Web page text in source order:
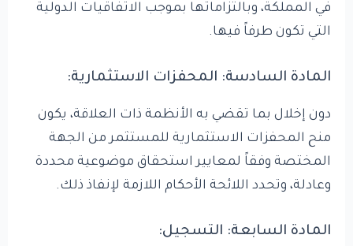
في المملكة، وبالتزاماتها بموجب الاتفاقيات الدولية
التي تكون طرفاً فيها.
المادة السادسة: المحفزات الاستثمارية:
دون إخلال بما تقضي به الأنظمة ذات العلاقة، يكون
منح المحفزات الاستثمارية للمستثمر من الجهة
المختصة وفقاً لمعايير استحقاق موضوعية محددة
وعادلة، وتحدد اللائحة الأحكام اللازمة لإنفاذ ذلك.
المادة السابعة: التسجيل: